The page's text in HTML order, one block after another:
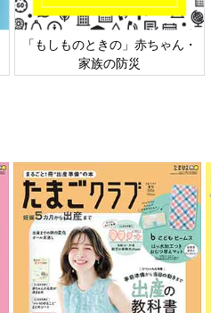
「もしものときの」赤ちゃん・
家族の防災